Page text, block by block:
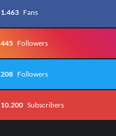
1.463 Fans
445 Followers
208 Followers
10.200 Subscribers